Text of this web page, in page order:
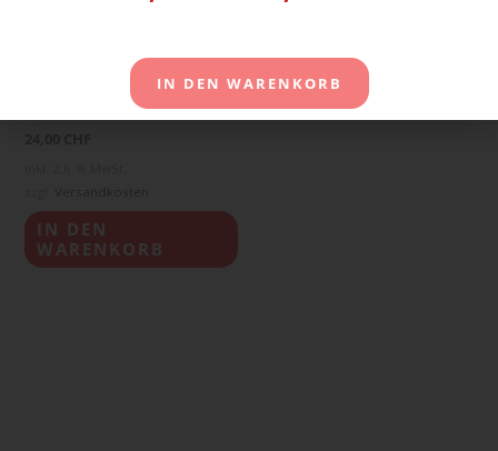
Minibeutel 100 Stueck
IN DEN
WARENKORB
IN DEN WARENKORB